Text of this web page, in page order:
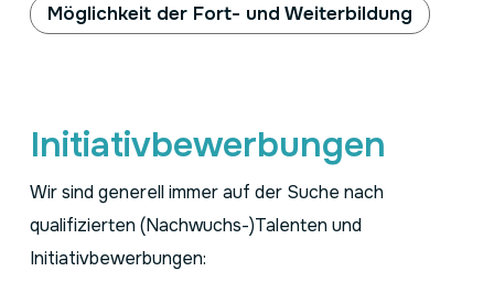
Möglichkeit der Fort- und Weiterbildung
Initiativbewerbungen
Wir sind generell immer auf der Suche nach
qualifizierten (Nachwuchs-)Talenten und
Initiativbewerbungen: